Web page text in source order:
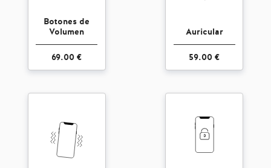
Botones de
Volumen
69.00 €
Auricular
59.00 €